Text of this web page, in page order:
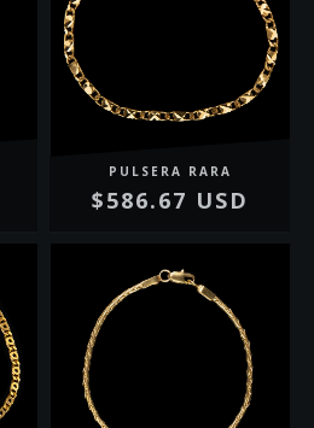
PULSERA RARA
$586.67 USD